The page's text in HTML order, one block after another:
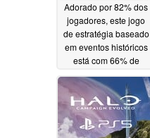
Adorado por 82% dos
jogadores, este jogo
de estratégia baseado
em eventos históricos
está com 66% de
05/18/2026